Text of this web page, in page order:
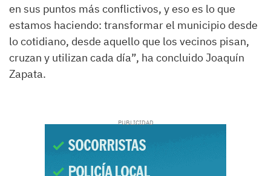
en sus puntos más conflictivos, y eso es lo que
estamos haciendo: transformar el municipio desde
lo cotidiano, desde aquello que los vecinos pisan,
cruzan y utilizan cada día”, ha concluido Joaquín
Zapata.